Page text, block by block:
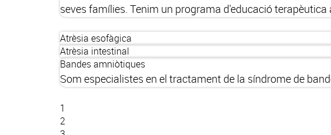
seves famílies. Tenim un programa d'educació terapèutica
Atrèsia esofàgica
Atrèsia intestinal
Bandes amniòtiques
Som especialistes en el tractament de la síndrome de
Pàgina
actual
1
Pàgina
2